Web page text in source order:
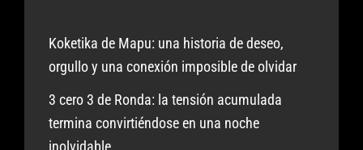
Koketika de Mapu: una historia de deseo,
orgullo y una conexión imposible de olvidar
3 cero 3 de Ronda: la tensión acumulada
termina convirtiéndose en una noche
inolvidable